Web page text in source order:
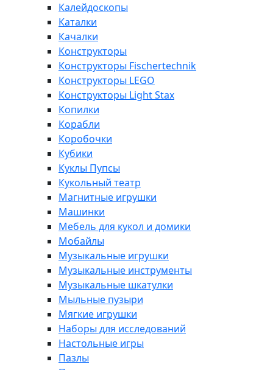
Калейдоскопы
Каталки
Качалки
Конструкторы
Конструкторы Fisсhertechnik
Конструкторы LEGO
Конструкторы Light Stax
Копилки
Корабли
Коробочки
Кубики
Куклы Пупсы
Кукольный театр
Магнитные игрушки
Машинки
Мебель для кукол и домики
Мобайлы
Музыкальные игрушки
Музыкальные инструменты
Музыкальные шкатулки
Мыльные пузыри
Мягкие игрушки
Наборы для исследований
Настольные игры
Пазлы